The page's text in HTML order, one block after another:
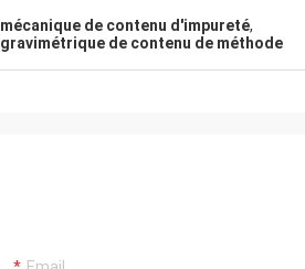
de contenu d'impureté,
de contenu de méthode